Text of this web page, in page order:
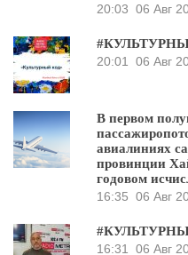
20:03 06 Авг
20:01
06 Авг
В первом
авиалиниях
провинции
годовом
16:35 06 Авг
16:31
06 Авг